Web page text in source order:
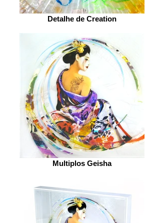
Detalhe de Creation
Multiplos Geisha